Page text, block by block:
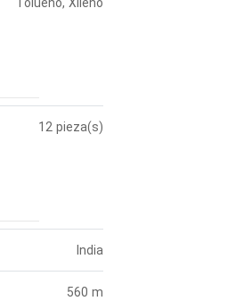
Tolueno, Xileno
12 pieza(s)
India
560 m